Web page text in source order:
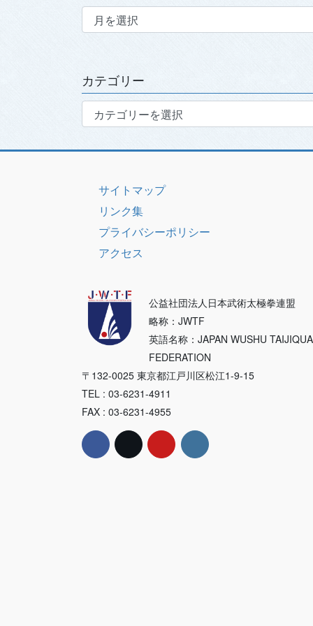
ア
ブ
カテゴリー
カ
テ
サイトマップ
リンク集
プライバシーポリシー
アクセス
公益社団法人日本武術太極拳連盟
略称：JWTF
英語名称：JAPAN WUSHU
FEDERATION
〒132-0025 東京都江戸川区松江1-9-15
TEL : 03-6231-4911
FAX : 03-6231-4955